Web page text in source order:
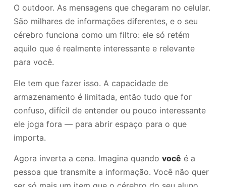
O outdoor. As mensagens que chegaram no celular.
São milhares de informações diferentes, e o seu
cérebro funciona como um filtro: ele só retém
aquilo que é realmente interessante e relevante
para você.
Ele tem que fazer isso. A capacidade de
armazenamento é limitada, então tudo que for
confuso, difícil de entender ou pouco interessante
ele joga fora — para abrir espaço para o que
importa.
Agora inverta a cena. Imagina quando você é a
pessoa que transmite a informação. Você não quer